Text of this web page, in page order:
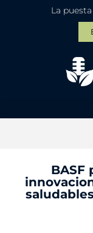
La
BASF